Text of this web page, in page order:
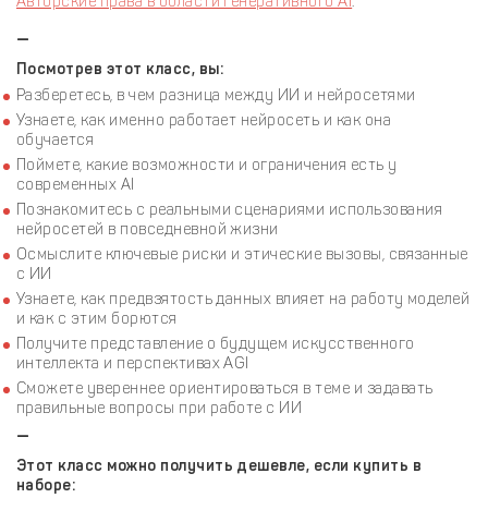
—
Посмотрев этот класс, вы:
Разберетесь, в чем разница между ИИ и нейросетями
Узнаете, как именно работает нейросеть и как она
обучается
Поймете, какие возможности и ограничения есть у
современных AI
Познакомитесь с реальными сценариями использования
нейросетей в повседневной жизни
Осмыслите ключевые риски и этические вызовы, связанные
с ИИ
Узнаете, как предвзятость данных влияет на работу моделей
и как с этим борются
Получите представление о будущем искусственного
интеллекта и перспективах AGI
Сможете увереннее ориентироваться в теме и задавать
правильные вопросы при работе с ИИ
—
Этот класс можно получить дешевле, если купить в
наборе: